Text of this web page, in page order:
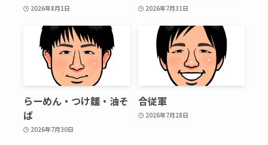
2026年8月1日 2026年7月31日
らーめん・つけ麵・油そ
ば
2026年7月30日
合従軍
2026年7月28日